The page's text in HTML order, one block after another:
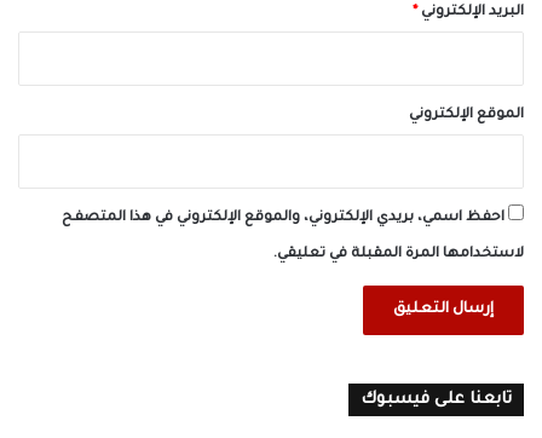
البريد الإلكتروني*
الموقع الإلكتروني
احفظ اسمي، بريدي الإلكتروني، والموقع الإلكتروني في هذا المتصفح
لاستخدامها المرة المقبلة في تعليقي.
تابعنا على فيسبوك